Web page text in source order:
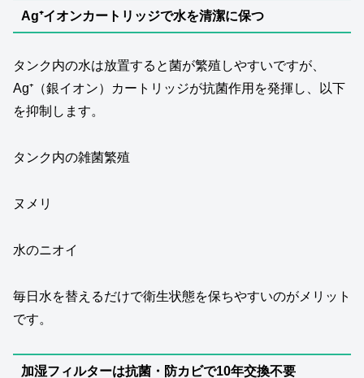
Ag⁺イオンカートリッジで水を清潔に保つ
タンク内の水は放置すると菌が繁殖しやすいですが、
Ag⁺（銀イオン）カートリッジが抗菌作用を発揮し、以下
を抑制します。
タンク内の雑菌繁殖
ヌメリ
水のニオイ
毎日水を替えるだけで衛生状態を保ちやすいのがメリット
です。
加湿フィルターは抗菌・防カビで10年交換不要